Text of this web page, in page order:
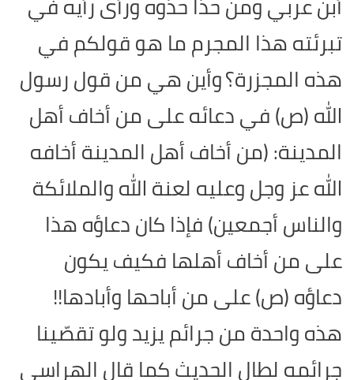
تبرئته هذا المجرم ما هو قولكم في
هذه المجزرة؟وأين هي من قول رسول
الله (ص) في دعائه على من أخاف أهل
المدينة: (من أخاف أهل المدينة أخافه
الله عز وجل وعليه لعنة الله والملائكة
والناس أجمعين) فإذا كان دعاؤه هذا
على من أخاف أهلها فكيف يكون
دعاؤه (ص) على من أباحها وأبادها!!
هذه واحدة من جرائم يزيد ولو تقصّينا
جرائمه لطال الحديث كما قال الهراسي